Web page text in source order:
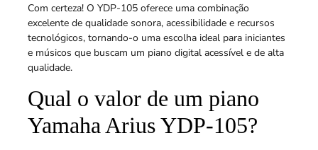
Com certeza! O YDP-105 oferece uma combinação
excelente de qualidade sonora, acessibilidade e recursos
tecnológicos, tornando-o uma escolha ideal para iniciantes
e músicos que buscam um piano digital acessível e de alta
qualidade.
Qual o valor de um piano
Yamaha Arius YDP-105?